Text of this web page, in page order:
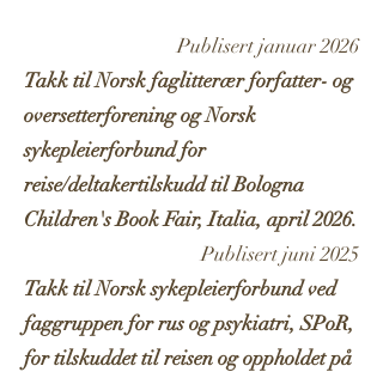
Publisert januar 2026
Takk til Norsk faglitterær forfatter- og
oversetterforening og Norsk
sykepleierforbund for
reise/deltakertilskudd til Bologna
Children's Book Fair, Italia, april 2026.
Publisert juni 2025
Takk til Norsk sykepleierforbund ved
faggruppen for rus og psykiatri, SPoR,
for tilskuddet til reisen og oppholdet på